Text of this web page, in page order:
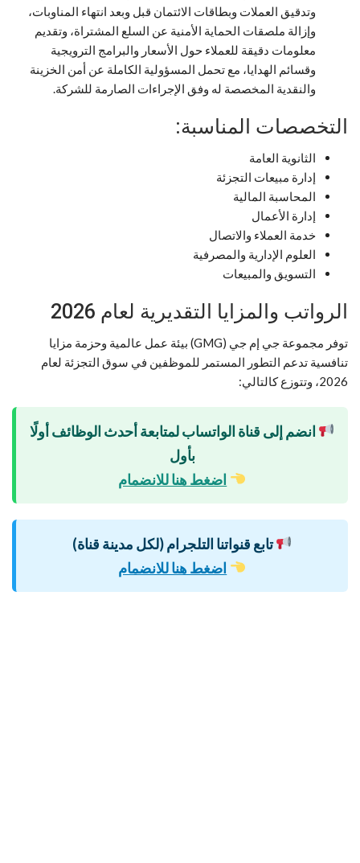
وتدقيق العملات وبطاقات الائتمان قبل وبعد انتهاء المناوبات،
وإزالة ملصقات الحماية الأمنية عن السلع المشتراة، وتقديم
معلومات دقيقة للعملاء حول الأسعار والبرامج الترويجية
وقسائم الهدايا، مع تحمل المسؤولية الكاملة عن أمن الخزينة
والنقدية المخصصة له وفق الإجراءات الصارمة للشركة.
التخصصات المناسبة:
الثانوية العامة
إدارة مبيعات التجزئة
المحاسبة المالية
إدارة الأعمال
خدمة العملاء والاتصال
العلوم الإدارية والمصرفية
التسويق والمبيعات
الرواتب والمزايا التقديرية لعام 2026
توفر مجموعة جي إم جي (GMG) بيئة عمل عالمية وحزمة مزايا
تنافسية تدعم التطور المستمر للموظفين في سوق التجزئة لعام
2026، وتتوزع كالتالي:
انضم إلى قناة الواتساب لمتابعة أحدث الوظائف أولًا
بأول
اضغط هنا للانضمام
تابع قنواتنا التلجرام (لكل مدينة قناة)
اضغط هنا للانضمام